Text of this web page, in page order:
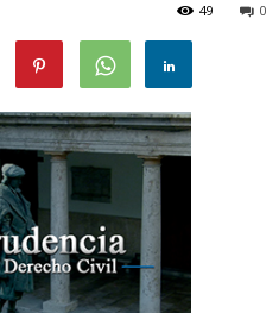
0
49